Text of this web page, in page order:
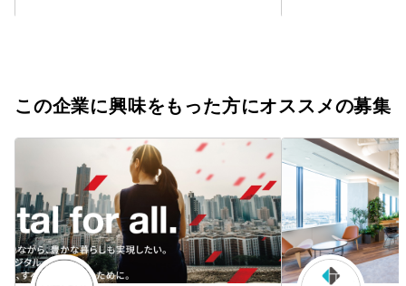
この企業に興味をもった方にオススメの募集